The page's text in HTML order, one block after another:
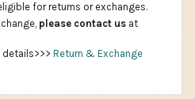
for returns or exchanges.
please contact us at
Return & Exchange